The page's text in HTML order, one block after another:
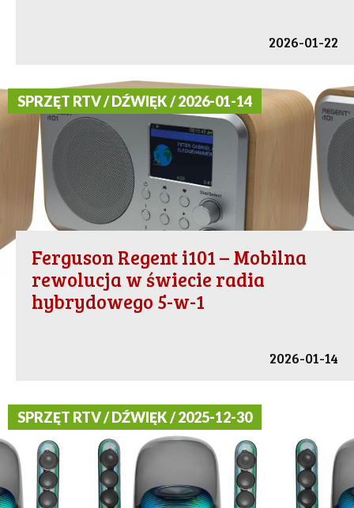
2026-01-22
SPRZĘT RTV / DŹWIĘK / 2026-01-14
Ferguson Regent i101 – Mobilna
rewolucja w świecie radia
hybrydowego 5-w-1
2026-01-14
SPRZĘT RTV / DŹWIĘK / 2025-12-30